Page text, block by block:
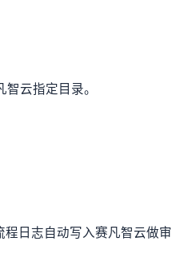
云指定目录。
程日志自动写入赛凡智云做审